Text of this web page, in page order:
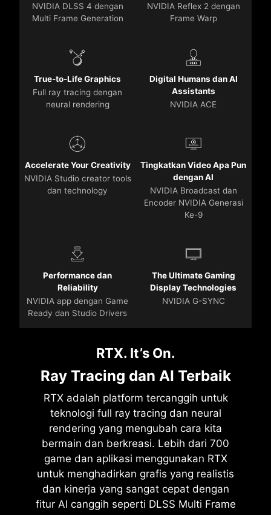
NVIDIA DLSS 4 dengan
Multi Frame Generation
NVIDIA Reflex 2 dengan
Frame Warp
True-to-Life Graphics
Full ray tracing dengan
neural rendering
Digital Humans dan AI
Assistants
NVIDIA ACE
Accelerate Your Creativity
NVIDIA Studio creator tools
dan technology
Tingkatkan Video Apa Pun
dengan AI
NVIDIA Broadcast dan
Encoder NVIDIA Generasi
Ke-9
Performance dan
Reliability
NVIDIA app dengan Game
Ready dan Studio Drivers
The Ultimate Gaming
Display Technologies
NVIDIA G-SYNC
RTX. It’s On.
Ray Tracing dan AI Terbaik
RTX adalah platform tercanggih untuk
teknologi full ray tracing dan neural
rendering yang mengubah cara kita
bermain dan berkreasi. Lebih dari 700
game dan aplikasi menggunakan RTX
untuk menghadirkan grafis yang realistis
dan kinerja yang sangat cepat dengan
fitur AI canggih seperti DLSS Multi Frame